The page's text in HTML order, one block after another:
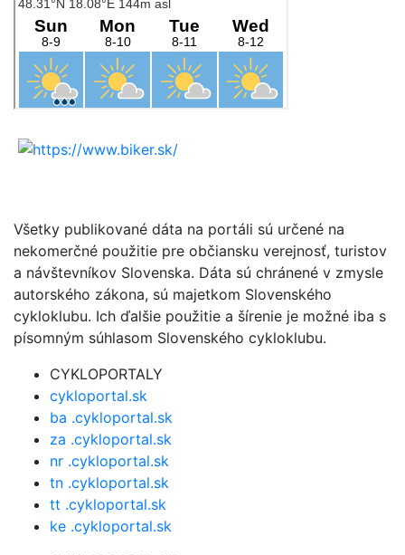
Všetky publikované dáta na portáli sú určené na
nekomerčné použitie pre občiansku verejnosť, turistov
a návštevníkov Slovenska. Dáta sú chránené v zmysle
autorského zákona, sú majetkom Slovenského
cykloklubu. Ich ďalšie použitie a šírenie je možné iba s
písomným súhlasom Slovenského cykloklubu.
CYKLOPORTALY
cykloportal.sk
ba .cykloportal.sk
za .cykloportal.sk
nr .cykloportal.sk
tn .cykloportal.sk
tt .cykloportal.sk
ke .cykloportal.sk